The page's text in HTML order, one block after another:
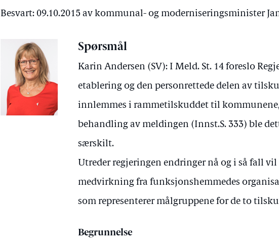
Besvart: 09.10.2015 av kommunal- og moderniseringsminister
Spørsmål
Karin Andersen (SV): I Meld. St. 14 foreslo
etablering og den personrettede delen av
innlemmes i rammetilskuddet til
behandling av meldingen (Innst.S. 333) ble
særskilt.
Utreder regjeringen endringer nå og i så fall
medvirkning fra funksjonshemmedes
som representerer målgruppene for de to
Begrunnelse